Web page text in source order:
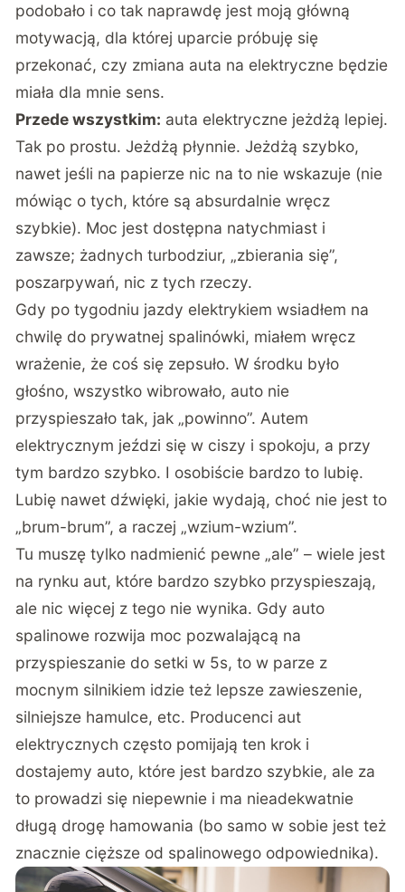
podobało i co tak naprawdę jest moją główną
motywacją, dla której uparcie próbuję się
przekonać, czy zmiana auta na elektryczne będzie
miała dla mnie sens.
Przede wszystkim: auta elektryczne jeżdżą lepiej.
Tak po prostu. Jeżdżą płynnie. Jeżdżą szybko,
nawet jeśli na papierze nic na to nie wskazuje (nie
mówiąc o tych, które są absurdalnie wręcz
szybkie). Moc jest dostępna natychmiast i
zawsze; żadnych turbodziur, „zbierania się”,
poszarpywań, nic z tych rzeczy.
Gdy po tygodniu jazdy elektrykiem wsiadłem na
chwilę do prywatnej spalinówki, miałem wręcz
wrażenie, że coś się zepsuło. W środku było
głośno, wszystko wibrowało, auto nie
przyspieszało tak, jak „powinno”. Autem
elektrycznym jeździ się w ciszy i spokoju, a przy
tym bardzo szybko. I osobiście bardzo to lubię.
Lubię nawet dźwięki, jakie wydają, choć nie jest to
„brum-brum”, a raczej „wzium-wzium”.
Tu muszę tylko nadmienić pewne „ale” – wiele jest
na rynku aut, które bardzo szybko przyspieszają,
ale nic więcej z tego nie wynika. Gdy auto
spalinowe rozwija moc pozwalającą na
przyspieszanie do setki w 5s, to w parze z
mocnym silnikiem idzie też lepsze zawieszenie,
silniejsze hamulce, etc. Producenci aut
elektrycznych często pomijają ten krok i
dostajemy auto, które jest bardzo szybkie, ale za
to prowadzi się niepewnie i ma nieadekwatnie
długą drogę hamowania (bo samo w sobie jest też
znacznie cięższe od spalinowego odpowiednika).